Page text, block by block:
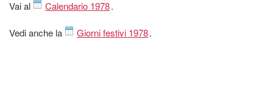
Vai al
Calendario 1978.
Vedi anche la Giorni festivi 1978.